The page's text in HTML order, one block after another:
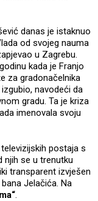
danas je istaknuo
od svojeg nauma
u Zagrebu.
kada je Franjo
za gradonačelnika
navodeći da
gradu. Ta je kriza
imenovala svoju
postaja s
njih se u trenutku
transparent izvješen
Jelačića. Na
.